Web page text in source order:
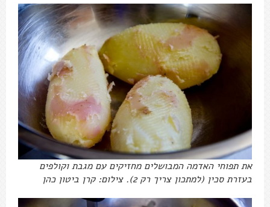
את תפוחי האדמה המבושלים מחזיקים עם מגבת וקולפים
בעזרת סכין (למתכון צריך רק 2). צילום: קרן ביטון כהן